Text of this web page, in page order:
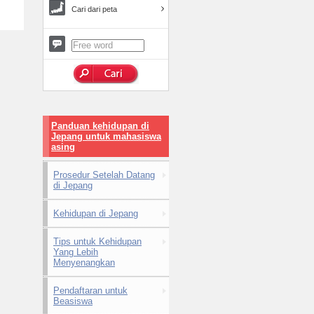
Cari dari peta
Panduan kehidupan di
Jepang untuk mahasiswa
asing
Prosedur Setelah Datang
di Jepang
Kehidupan di Jepang
Tips untuk Kehidupan
Yang Lebih
Menyenangkan
Pendaftaran untuk
Beasiswa